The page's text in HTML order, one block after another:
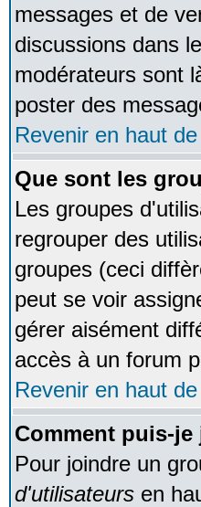
messages et de
discussions dans
modérateurs sont
poster des
Revenir en haut
Que sont les
Les groupes
regrouper des
groupes (ceci
peut se voir
gérer aisément
accès à un forum
Revenir en haut
Comment puis-
Pour joindre un
d'utilisateurs en